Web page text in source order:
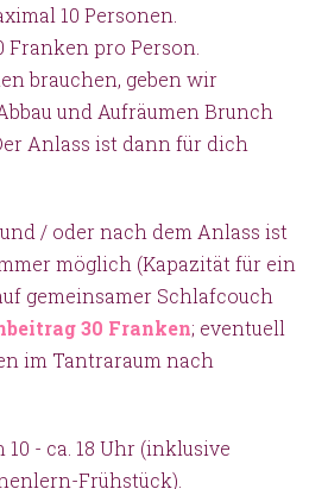
10 Personen.
pro Person.
brauchen, geben wir
und Aufräumen Brunch
Anlass ist dann für dich
/ oder nach dem Anlass ist
möglich (Kapazität für ein
gemeinsamer Schlafcouch
30 Franken; eventuell
im Tantraraum nach
- ca. 18 Uhr (inklusive
Frühstück).